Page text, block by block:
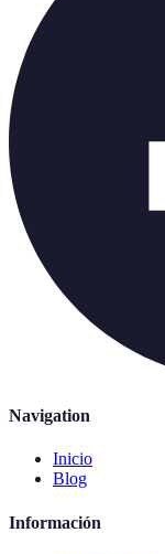
Navigation
Inicio
Blog
Información